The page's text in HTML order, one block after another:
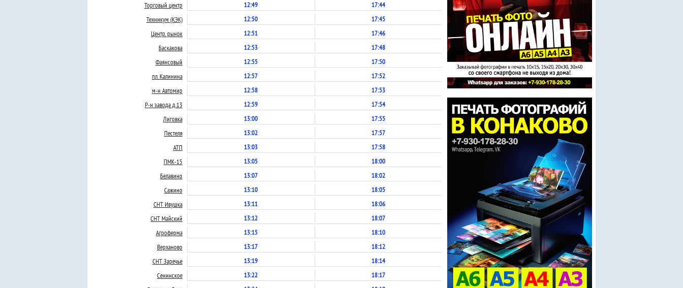
Торговый центр
12:49
17:44
Техникум (КЭК)
12:50
17:45
Центр. рынок
12:51
17:46
Баскакова
12:53
17:48
Фаянсовый
12:55
17:50
пл. Калинина
12:57
17:52
м-н Автомир
12:58
17:53
Р-н завода д.13
12:59
17:54
Лиговка
13:00
17:55
Пестеля
13:02
17:57
АТП
13:03
17:58
ПМК-15
13:05
18:00
Белавино
13:07
18:02
Сажино
13:10
18:05
СНТ Ивушка
13:11
18:06
СНТ Майский
13:12
18:07
Агроферма
13:15
18:10
Верханово
13:17
18:12
СНТ Заречье
13:19
18:14
Сенинское
13:22
18:17